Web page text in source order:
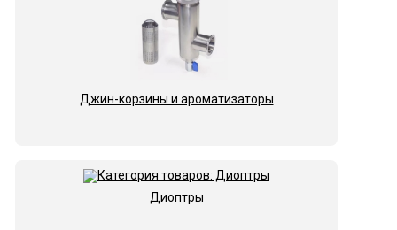
Джин-корзины и ароматизаторы
Диоптры